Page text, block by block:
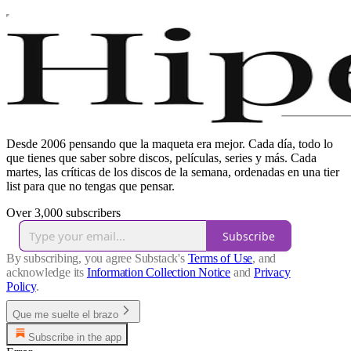
Desde 2006 pensando que la maqueta era mejor. Cada día, todo lo
que tienes que saber sobre discos, películas, series y más. Cada
martes, las críticas de los discos de la semana, ordenadas en una tier
list para que no tengas que pensar.
Over 3,000 subscribers
Subscribe
By subscribing, you agree Substack's Terms of Use, and
acknowledge its Information Collection Notice and Privacy
Policy.
Que me suelte el brazo
Subscribe in the app